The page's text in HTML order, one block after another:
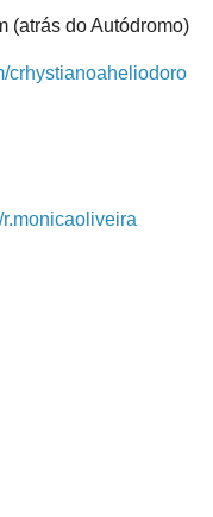
(atrás do Autódromo)
crhystianoaheliodoro